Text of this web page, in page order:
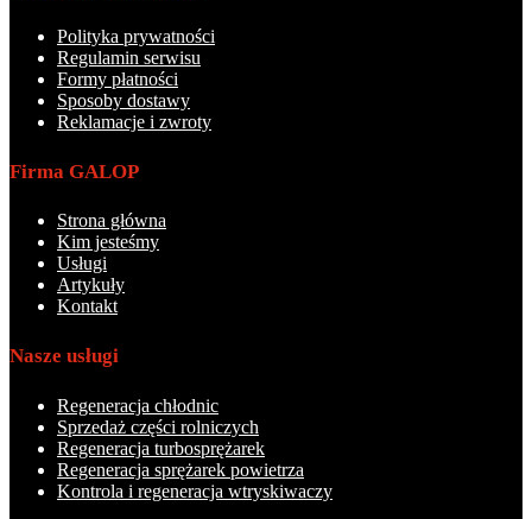
Polityka prywatności
Regulamin serwisu
Formy płatności
Sposoby dostawy
Reklamacje i zwroty
Firma GALOP
Strona główna
Kim jesteśmy
Usługi
Artykuły
Kontakt
Nasze usługi
Regeneracja chłodnic
Sprzedaż części rolniczych
Regeneracja turbosprężarek
Regeneracja sprężarek powietrza
Kontrola i regeneracja wtryskiwaczy